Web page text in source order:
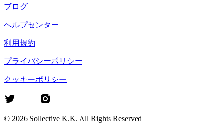
ブログ
ヘルプセンター
利用規約
プライバシーポリシー
クッキーポリシー
© 2026 Sollective K.K. All Rights Reserved